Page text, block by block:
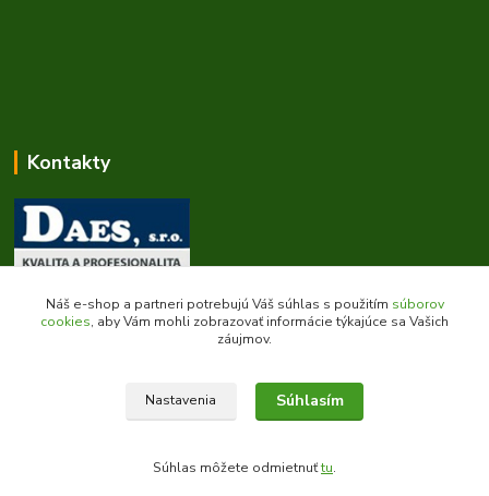
Kontakty
Zákaznícka podpora daes.sk
+421 903 707 668
Náš e-shop a partneri potrebujú Váš súhlas s použitím súborov
cookies, aby Vám mohli zobrazovať informácie týkajúce sa Vašich
záujmov.
Nastavenia Súhlasím
Súhlas môžete odmietnuťtu.